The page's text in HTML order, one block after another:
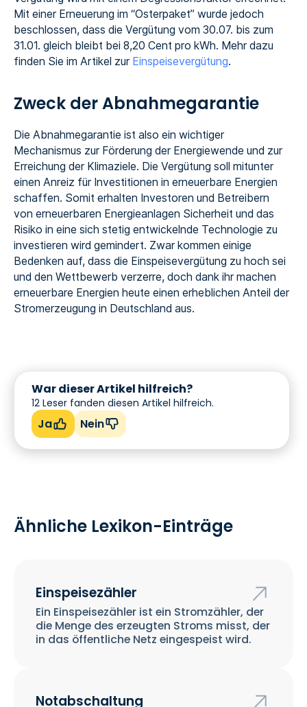
Mit einer Erneuerung im “Osterpaket” wurde jedoch
beschlossen, dass die Vergütung vom 30.07. bis zum
31.01. gleich bleibt bei 8,20 Cent pro kWh. Mehr dazu
finden Sie im Artikel zur Einspeisevergütung.
Zweck der Abnahmegarantie
Die Abnahmegarantie ist also ein wichtiger
Mechanismus zur Förderung der Energiewende und zur
Erreichung der Klimaziele. Die Vergütung soll mitunter
einen Anreiz für Investitionen in erneuerbare Energien
schaffen. Somit erhalten Investoren und Betreibern
von erneuerbaren Energieanlagen Sicherheit und das
Risiko in eine sich stetig entwickelnde Technologie zu
investieren wird gemindert. Zwar kommen einige
Bedenken auf, dass die Einspeisevergütung zu hoch sei
und den Wettbewerb verzerre, doch dank ihr machen
erneuerbare Energien heute einen erheblichen Anteil der
Stromerzeugung in Deutschland aus.
War dieser Artikel hilfreich?
12 Leser fanden diesen Artikel hilfreich.
Ja Nein
Ähnliche Lexikon-Einträge
Einspeisezähler
Ein Einspeisezähler ist ein Stromzähler, der
die Menge des erzeugten Stroms misst, der
in das öffentliche Netz eingespeist wird.
Notabschaltung